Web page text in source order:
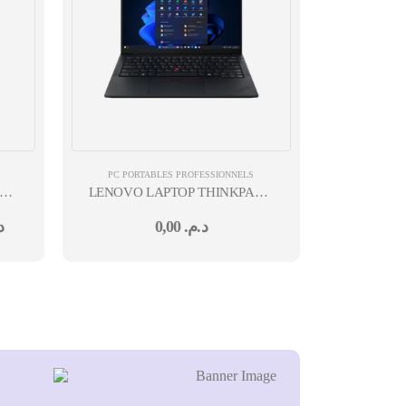
PC PORTABLES PROFESSIONNELS
LENOVO LAPTOP THINKPAD E14 G7 IRL 14'' INTEL
د.م. 0,00